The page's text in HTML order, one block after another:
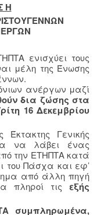
Η
ενισχύει τους
μέλη της Ένωσης
ανέργων μαζί
δια ζώσης στα
16 Δεκεμβρίου
Γενικής
να λάβει ένας
την ΕΤΗΠΤΑ κατά
του Πάσχα και εφ’
από άλλη πηγή
πληροί τις εξής
συμπληρωμένα,